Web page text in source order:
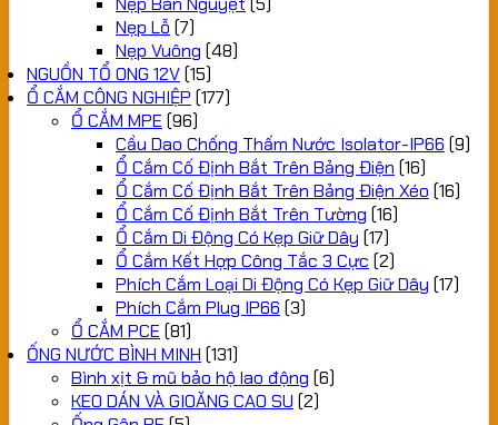
Nẹp Lỗ (7)
Nẹp Vuông (48)
NGUỒN TỔ ONG 12V(15)
Ổ CẮM CÔNG NGHIỆP (177)
Ổ CẮM MPE (96)
Cầu Dao Chống Thấm Nước Isolator-IP66 (9)
Ổ Cắm Cố Định Bắt Trên Bảng Điện (16)
Ổ Cắm Cố Định Bắt Trên Bảng Điện Xéo (16)
Ổ Cắm Cố Định Bắt Trên Tường (16)
Ổ Cắm Di Động Có Kẹp Giữ Dây (17)
Ổ Cắm Kết Hợp Công Tắc 3 Cực (2)
Phích Cắm Loại Di Động Có Kẹp Giữ Dây (17)
Phích Cắm Plug IP66 (3)
Ổ CẮM PCE (81)
ỐNG NƯỚC BÌNH MINH (131)
Bình xịt & mũ bảo hộ lao động (6)
KEO DÁN VÀ GIOĂNG CAO SU (2)